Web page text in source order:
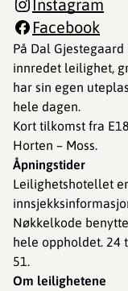
På Dal
innredet leilighet,
har sin egen
hele dagen.
Kort tilkomst fra
Horten – Moss.
Åpningstider
Leilighetshotellet
Nøkkelkode
hele oppholdet. 24
51.
Om leilighetene
Instagram
Facebook